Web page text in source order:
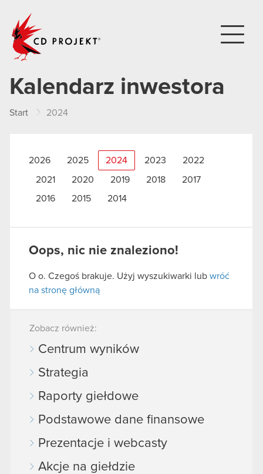
Kalendarz inwestora
Start 2024
2026 2025 2024 2023 2022
2021 2020 2019 2018
2017
2016
2015 2014
Oops, nic nie znaleziono!
O o. Czegoś brakuje. Użyj wyszukiwarki lub wróć
na stronę główną
Zobacz również:
Centrum wyników
Strategia
Raporty giełdowe
Podstawowe dane finansowe
Prezentacje i webcasty
Akcje na giełdzie